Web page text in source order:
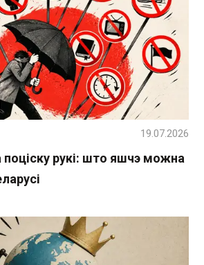
поціску рукі: што яшчэ можна
19.07.2026